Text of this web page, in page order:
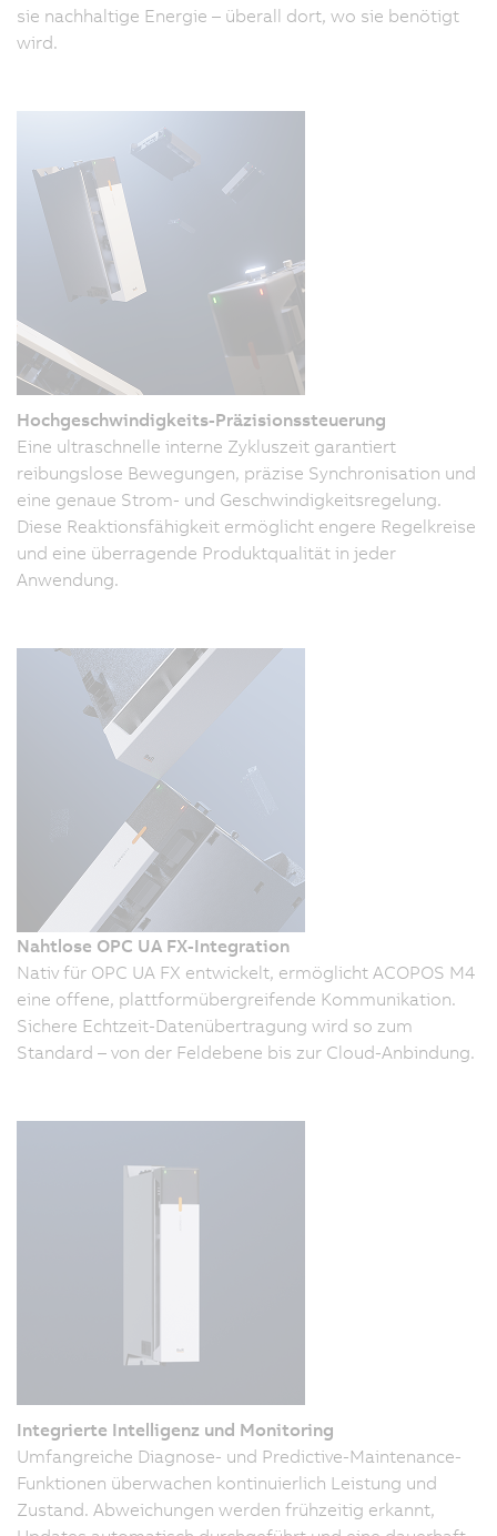
sie nachhaltige Energie – überall dort, wo sie benötigt
wird.
Hochgeschwindigkeits-Präzisionssteuerung
Eine ultraschnelle interne Zykluszeit garantiert
reibungslose Bewegungen, präzise Synchronisation und
eine genaue Strom- und Geschwindigkeitsregelung.
Diese Reaktionsfähigkeit ermöglicht engere Regelkreise
und eine überragende Produktqualität in jeder
Anwendung.
Nahtlose OPC UA FX-Integration
Nativ für OPC UA FX entwickelt, ermöglicht ACOPOS M4
eine offene, plattformübergreifende Kommunikation.
Sichere Echtzeit-Datenübertragung wird so zum
Standard – von der Feldebene bis zur Cloud-Anbindung.
Integrierte Intelligenz und Monitoring
Umfangreiche Diagnose- und Predictive-Maintenance-
Funktionen überwachen kontinuierlich Leistung und
Zustand. Abweichungen werden frühzeitig erkannt,